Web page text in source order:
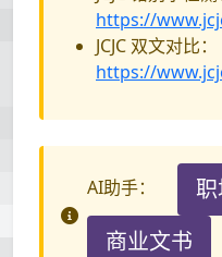
https://
JCJC 双文对比：
https://
AI助手：
商业文书